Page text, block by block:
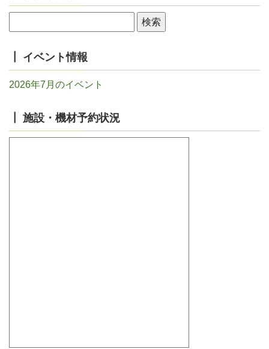
┃ イベント情報
2026年7月のイベント
┃ 施設・機材予約状況